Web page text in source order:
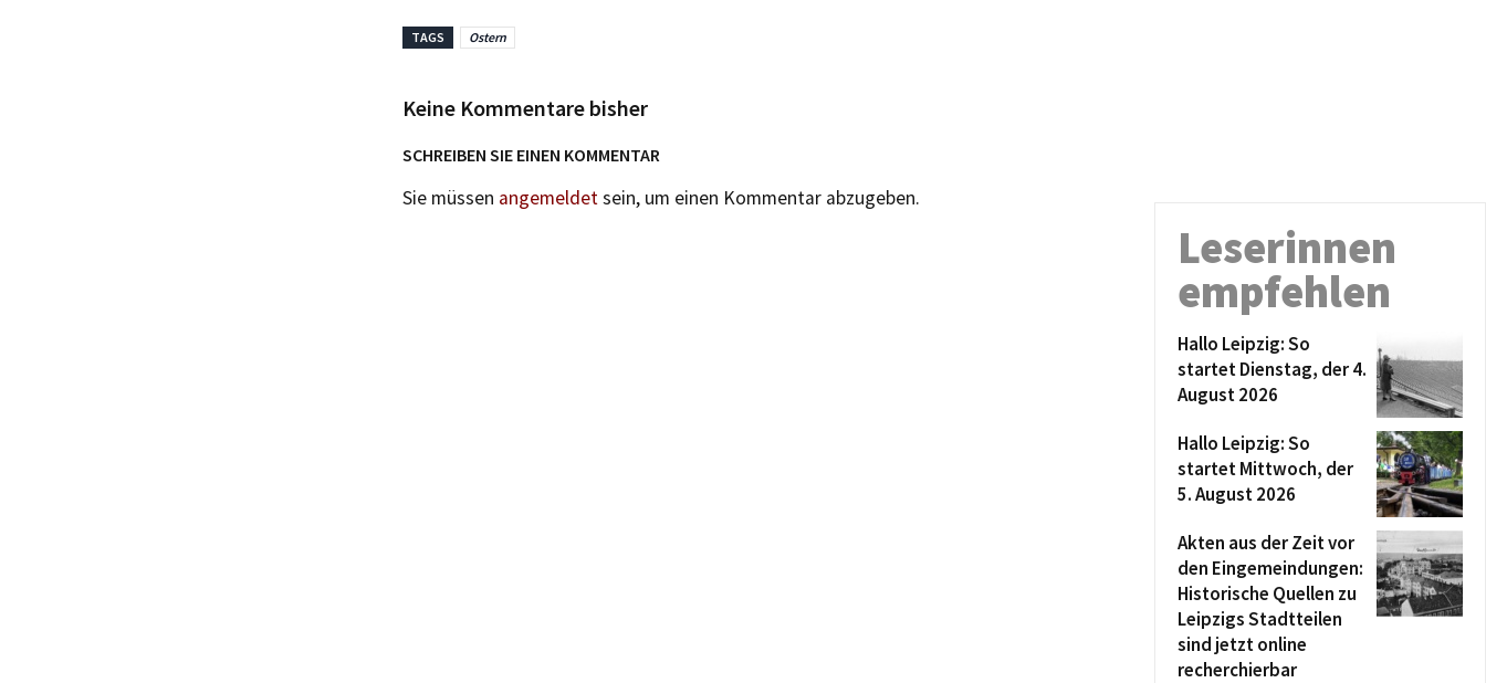
TAGS Ostern
Keine Kommentare bisher
SCHREIBEN SIE EINEN KOMMENTAR
Sie müssen angemeldetsein, um einen Kommentar abzugeben.
Leserinnen
empfehlen
Hallo Leipzig: So
startet Dienstag, der 4.
August 2026
Hallo Leipzig: So
startet Mittwoch, der
5. August 2026
Akten aus der Zeit vor
den Eingemeindungen:
Historische Quellen zu
Leipzigs Stadtteilen
sind jetzt online
recherchierbar